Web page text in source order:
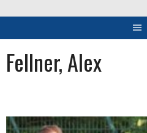
Fellner, Alex